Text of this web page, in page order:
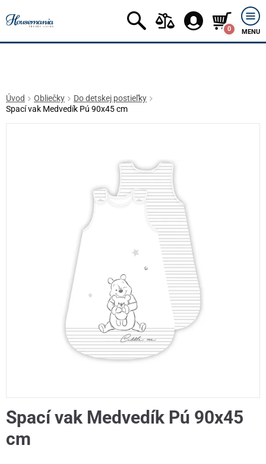
0 MENU
Úvod Obliečky
Do detskej postieľky
Spací vak Medvedík Pú 90x45 cm
Spací vak Medvedík Pú 90x45
cm